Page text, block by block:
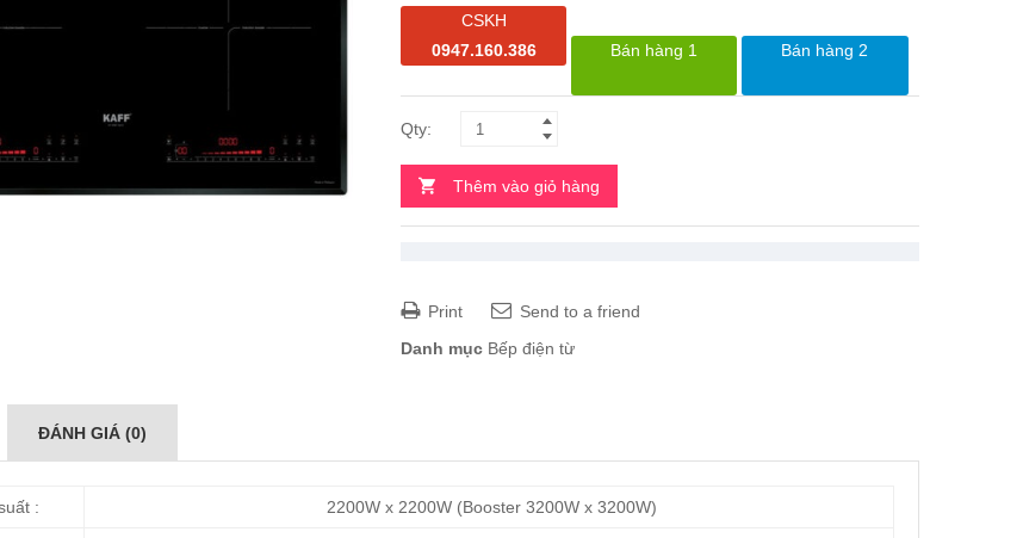
CSKH
0947.160.386
Bán hàng 1 Bán hàng 2
Thêm vào giỏ hàng
Print
Send to a friend
Danh mục Bếp điện từ
ĐÁNH GIÁ (0)
: 2200W x 2200W (Booster 3200W x 3200W)